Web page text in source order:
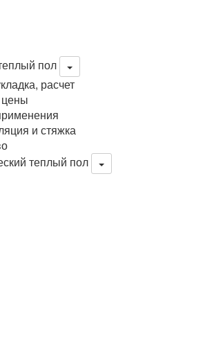
пол
расчет
и стяжка
теплый пол